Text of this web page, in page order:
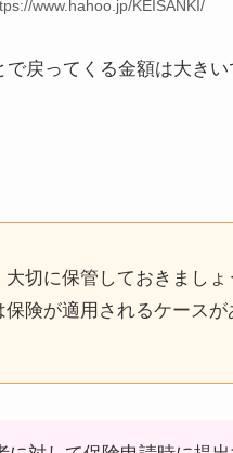
www.hahoo.jp/KEISANKI/
戻ってくる金額は大きい
切に保管しておきましょ
険が適用されるケース